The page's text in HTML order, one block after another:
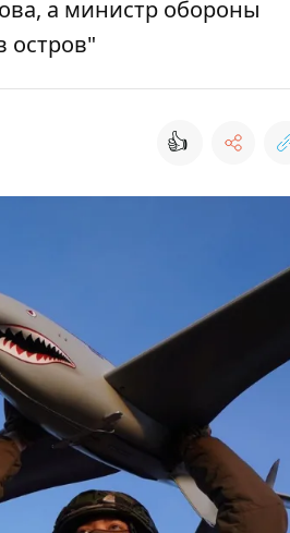
а министр обороны
остров"
👍